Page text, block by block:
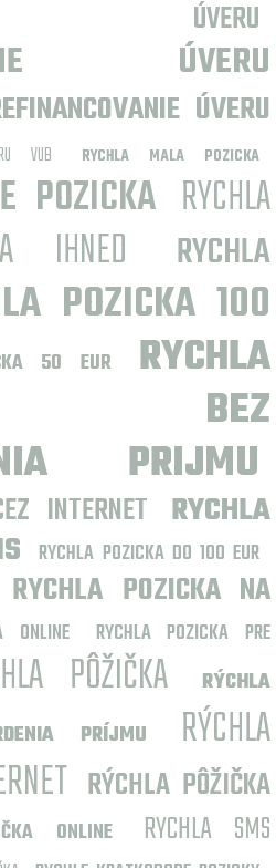
ÚVERU
ÚVERU
ÚVERU
VUB RYCHLA MALA POZICKA
POZICKA RYCHLA
IHNED
RYCHLA
POZICKA 100
50 EUR
RYCHLA
BEZ
PRIJMU
INTERNET RYCHLA
RYCHLA POZICKA DO 100 EUR
RYCHLA POZICKA NA
ONLINE
RYCHLA POZICKA PRE
PÔŽIČKA
RÝCHLA
PRÍJMU
RÝCHLA
RÝCHLA PÔŽIČKA
ONLINE
RYCHLA SMS